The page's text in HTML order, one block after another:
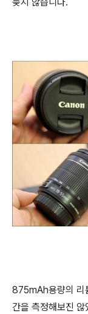
늦지 않습니다.
875mAh용량의 리
간을 측정해보진 않